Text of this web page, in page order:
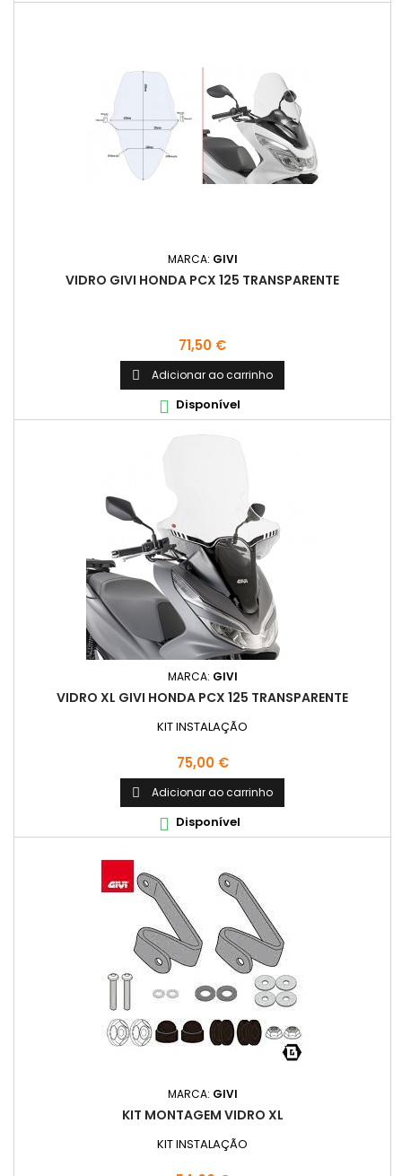
MARCA: GIVI
VIDRO GIVI HONDA PCX 125 TRANSPARENTE
Preço
71,50 €
 Adicionar ao carrinho
 Disponível
MARCA: GIVI
VIDRO XL GIVI HONDA PCX 125 TRANSPARENTE
KIT INSTALAÇÃO
Preço
75,00 €
 Adicionar ao carrinho
 Disponível
MARCA: GIVI
KIT MONTAGEM VIDRO XL
KIT INSTALAÇÃO